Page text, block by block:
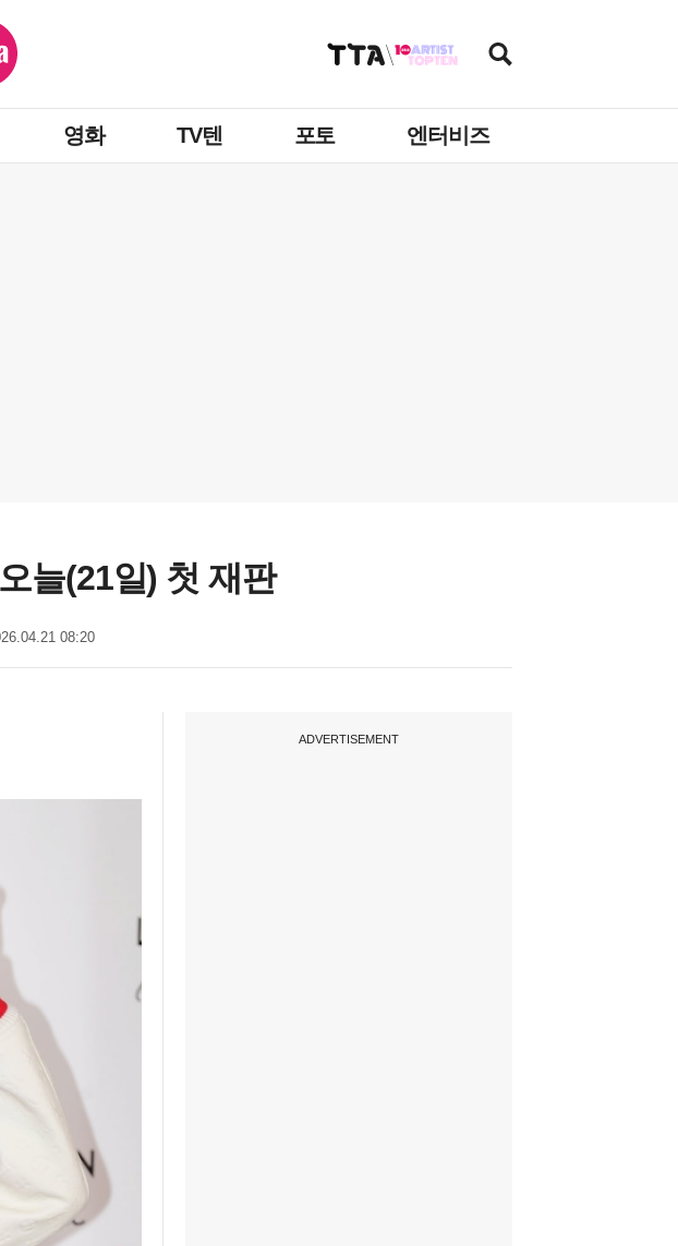
영화 TV텐 포토 엔터비즈
늘(21일) 첫 재판
08:20
ADVERTISEMENT